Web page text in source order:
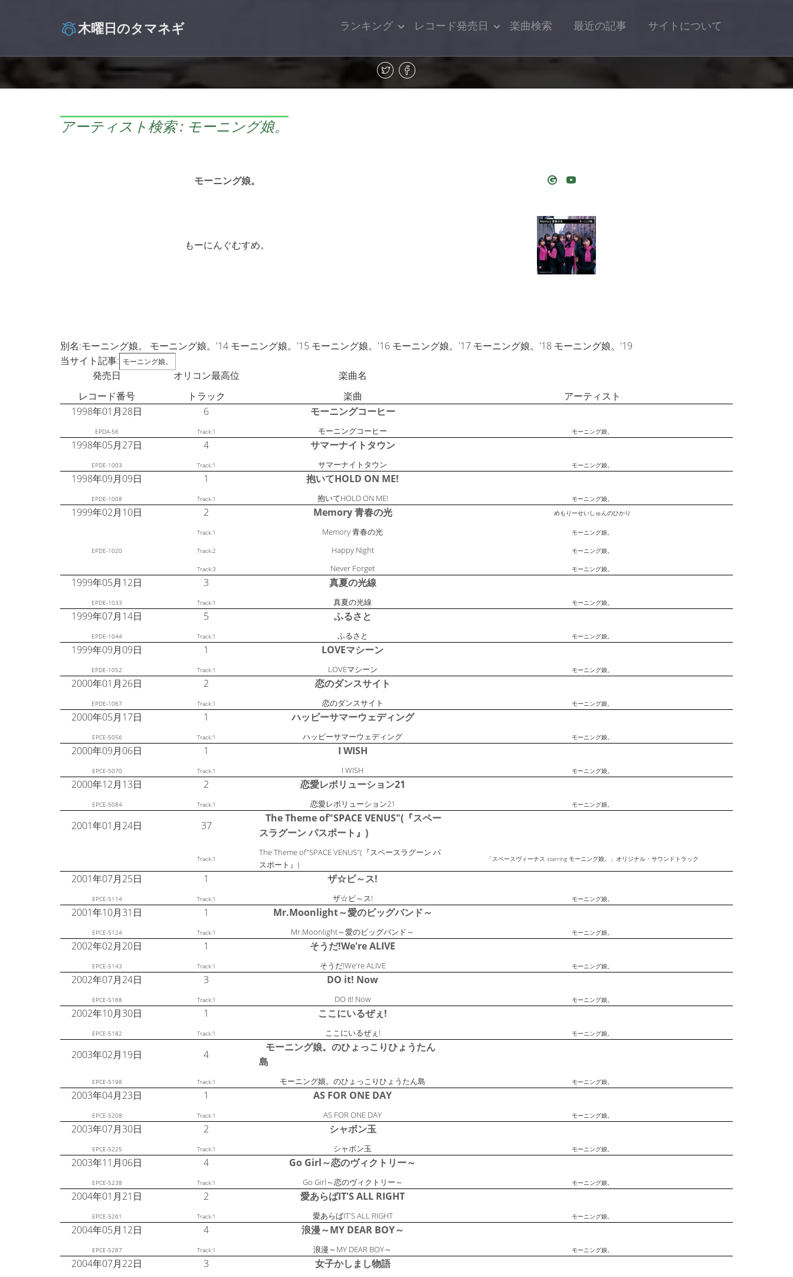
木曜日のタマネギ ランキング レコード発売日 楽曲検索 最近の記事 サイトについて
アーティスト検索 : モーニング娘。
モーニング娘。
もーにんぐむすめ。
別名:モーニング娘。 モーニング娘。'14 モーニング娘。'15 モーニング娘。'16 モーニング娘。'17 モーニング娘。'18 モーニング娘。'19
当サイト記事: モーニング娘。
発売日 オリコン最高位
楽曲名
レコード番号
トラック 楽曲
アーティスト
1998年01月28日
6 モーニングコーヒー
EPDA-56 Track:1 モーニングコーヒー モーニング娘。
1998年05月27日 4 サマーナイトタウン
EPDE-1003 Track:1 サマーナイトタウン モーニング娘。
1998年09月09日 1 抱いてHOLD ON ME!
EPDE-1008 Track:1 抱いてHOLD ON ME! モーニング娘。
1999年02月10日 2 Memory 青春の光 めもりーせいしゅんのひかり
Track:1 Memory 青春の光 モーニング娘。
EPDE-1020 Track:2 Happy Night モーニング娘。
Track:3 Never Forget モーニング娘。
1999年05月12日 3 真夏の光線
EPDE-1033 Track:1 真夏の光線 モーニング娘。
1999年07月14日 5 ふるさと
EPDE-1044 Track:1 ふるさと モーニング娘。
1999年09月09日 1 LOVEマシーン
EPDE-1052 Track:1 LOVEマシーン モーニング娘。
2000年01月26日 2 恋のダンスサイト
EPDE-1067 Track:1 恋のダンスサイト モーニング娘。
2000年05月17日 1 ハッピーサマーウェディング
EPCE-5056 Track:1 ハッピーサマーウェディング モーニング娘。
2000年09月06日 1 I WISH
EPCE-5070 Track:1 I WISH モーニング娘。
2000年12月13日 2 恋愛レボリューション21
EPCE-5084 Track:1 恋愛レボリューション21 モーニング娘。
2001年01月24日 37
The Theme of"SPACE VENUS"(『スペー
スラグーン パスポート』)
Track:1
The Theme of"SPACE VENUS"(『スペースラグーン パ
スポート』)
「スペースヴィーナス starring モーニング娘。」オリジナル・サウンドトラック
2001年07月25日 1 ザ☆ピ～ス!
EPCE-5114 Track:1 ザ☆ピ～ス! モーニング娘。
2001年10月31日 1 Mr.Moonlight～愛のビッグバンド～
EPCE-5124 Track:1 Mr.Moonlight～愛のビッグバンド～ モーニング娘。
2002年02月20日 1 そうだ!We're ALIVE
EPCE-5143 Track:1 そうだ!We're ALIVE モーニング娘。
2002年07月24日 3 DO it! Now
EPCE-5168 Track:1 DO it! Now モーニング娘。
2002年10月30日 1 ここにいるぜぇ!
EPCE-5182 Track:1 ここにいるぜぇ! モーニング娘。
2003年02月19日 4
モーニング娘。のひょっこりひょうたん
島
EPCE-5198 Track:1 モーニング娘。のひょっこりひょうたん島 モーニング娘。
2003年04月23日 1 AS FOR ONE DAY
EPCE-5208 Track:1 AS FOR ONE DAY モーニング娘。
2003年07月30日 2 シャボン玉
EPCE-5225 Track:1 シャボン玉 モーニング娘。
2003年11月06日 4 Go Girl～恋のヴィクトリー～
EPCE-5238 Track:1 Go Girl～恋のヴィクトリー～ モーニング娘。
2004年01月21日 2 愛あらばIT'S ALL RIGHT
EPCE-5261 Track:1 愛あらばIT'S ALL RIGHT モーニング娘。
2004年05月12日 4 浪漫～MY DEAR BOY～
EPCE-5287 Track:1 浪漫～MY DEAR BOY～ モーニング娘。
2004年07月22日 3 女子かしまし物語